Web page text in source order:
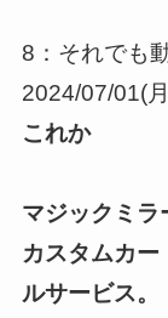
8：それでも
2024/07/01(
これか
マジックミラ
カスタムカー
ルサービス。